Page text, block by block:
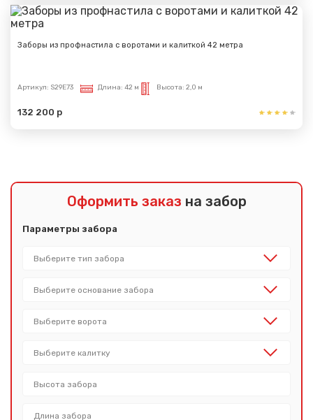
Заборы из профнастила с воротами и калиткой 42 метра
Артикул: S29E73 Длина: 42 м Высота: 2,0 м
132 200 р
Оформить заказ на забор
Параметры забора